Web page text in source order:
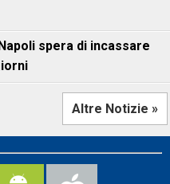
spera di incassare
Altre Notizie »